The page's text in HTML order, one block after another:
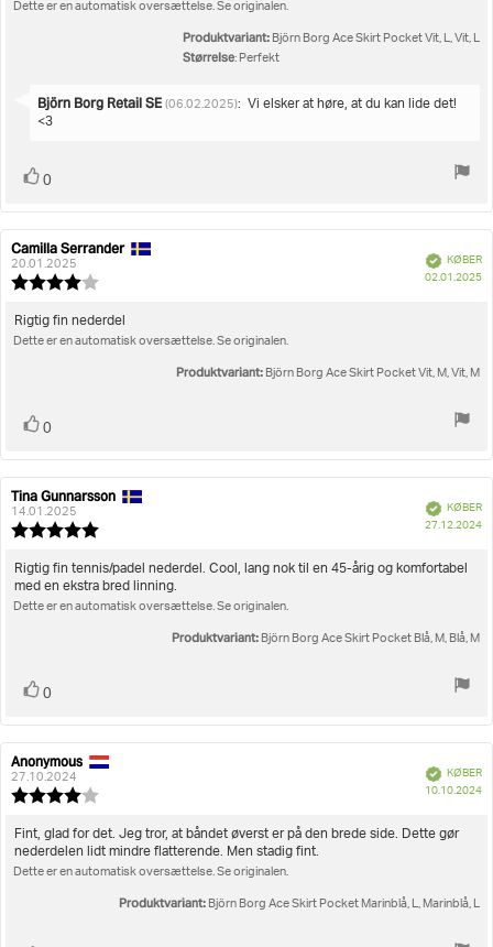
til
Dette er en automatisk oversættelse. Se originalen.
Produktvariant: Björn Borg Ace Skirt Pocket Vit, L, Vit, L
Størrelse: Perfekt
Svar
fra:
Björn Borg Retail SE (06.02.2025): Vi elsker at høre, at du kan lide det!
<3
Stem
0
Forfatter
af
bedømmelsen:
Camilla Serrander
20.01.2025
ud
Verificeret
KØBER
02.01.2025
Tekst
til
Rigtig fin nederdel
Dette er en automatisk oversættelse. Se originalen.
Produktvariant: Björn Borg Ace Skirt Pocket Vit, M, Vit, M
Stem
0
Forfatter
af
bedømmelsen:
Tina Gunnarsson
14.01.2025
ud
af
Verificeret
KØBER
27.12.2024
Tekst
til
bedømmelsen:
Rigtig fin tennis/padel nederdel. Cool, lang nok til en 45-årig og komfortabel
med en ekstra bred linning.
Dette er en automatisk oversættelse. Se originalen.
Produktvariant: Björn Borg Ace Skirt Pocket Blå, M, Blå, M
Stem
0
Forfatter
af
bedømmelsen:
Anonymous
27.10.2024
ud
af
Verificeret
KØBER
10.10.2024
Tekst
til
bedømmelsen:
Fint, glad for det. Jeg tror, at båndet øverst er på den brede side. Dette gør
nederdelen lidt mindre flatterende. Men stadig fint.
Dette er en automatisk oversættelse. Se originalen.
Produktvariant: Björn Borg Ace Skirt Pocket Marinblå, L, Marinblå, L